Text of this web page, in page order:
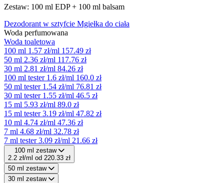
Zestaw: 100 ml EDP + 100 ml balsam
Dezodorant w sztyfcie Mgiełka do ciała
Woda perfumowana
Woda toaletowa
100 ml 1.57 zł/ml 157.49 zł
50 ml 2.36 zł/ml 117.76 zł
30 ml 2.81 zł/ml 84.26 zł
100 ml tester 1.6 zł/ml 160.0 zł
50 ml tester 1.54 zł/ml 76.81 zł
30 ml tester 1.55 zł/ml 46.5 zł
15 ml 5.93 zł/ml 89.0 zł
15 ml tester 3.19 zł/ml 47.82 zł
10 ml 4.74 zł/ml 47.36 zł
7 ml 4.68 zł/ml 32.78 zł
7 ml tester 3.09 zł/ml 21.66 zł
100 ml zestaw
2.2 zł/ml od 220.33 zł
50 ml zestaw
30 ml zestaw